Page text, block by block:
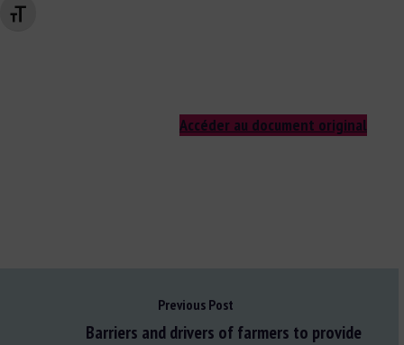
Changer la taille de la police
Accéder au document original
Previous Post
Barriers and drivers of farmers to provide